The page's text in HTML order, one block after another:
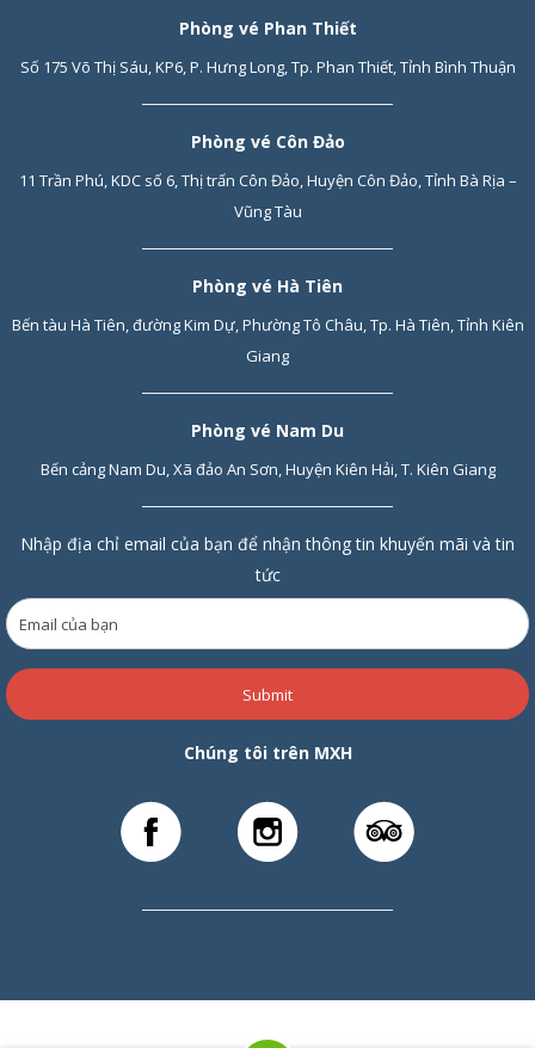
Phòng vé Phan Thiết
Số 175 Võ Thị Sáu, KP6, P. Hưng Long, Tp. Phan Thiết, Tỉnh Bình Thuận
Phòng vé Côn Đảo
11 Trần Phú, KDC số 6, Thị trấn Côn Đảo, Huyện Côn Đảo, Tỉnh Bà Rịa –
Vũng Tàu
Phòng vé Hà Tiên
Bến tàu Hà Tiên, đường Kim Dự, Phường Tô Châu, Tp. Hà Tiên, Tỉnh Kiên
Giang
Phòng vé Nam Du
Bến cảng Nam Du, Xã đảo An Sơn, Huyện Kiên Hải, T. Kiên Giang
Nhập địa chỉ email của bạn để nhận thông tin khuyến mãi và tin
tức
Submit
Chúng tôi trên MXH